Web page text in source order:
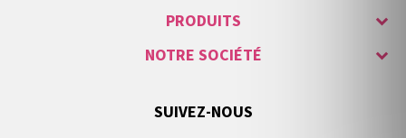
PRODUITS
NOTRE SOCIÉTÉ
SUIVEZ-NOUS